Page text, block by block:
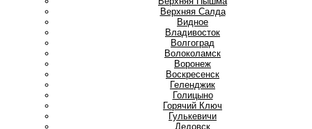
Верхняя Салда
Видное
Владивосток
Волгоград
Волоколамск
Воронеж
Воскресенск
Геленджик
Голицыно
Горячий Ключ
Гулькевичи
Дедовск